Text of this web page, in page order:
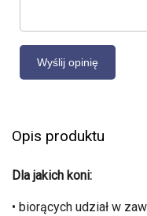
Opis produktu
Dla jakich koni:
• biorących udział w